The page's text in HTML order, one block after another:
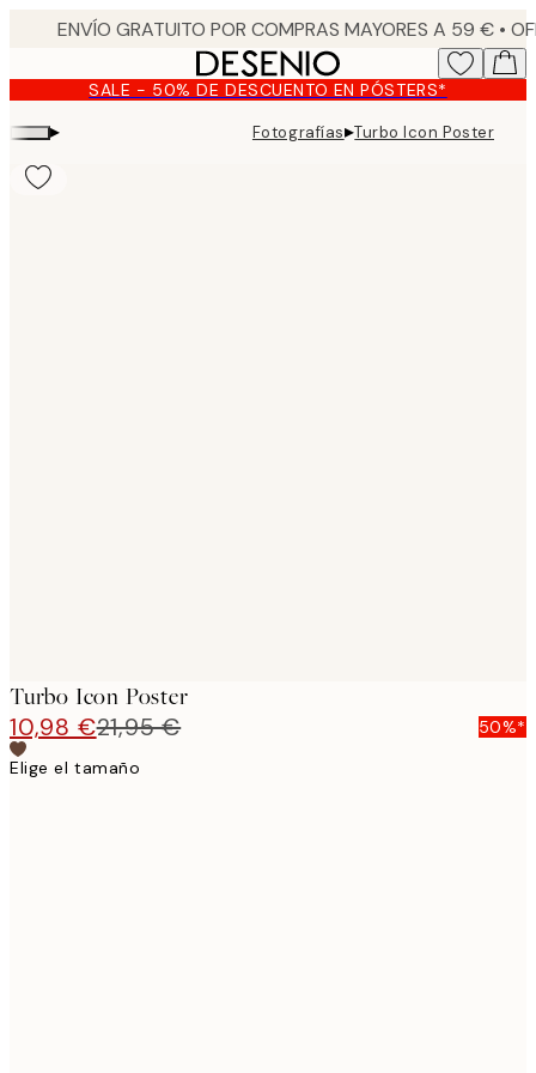
content.SALE - 50% DE DESCUENTO EN PÓSTERS*
▸ Fotografías▸Turbo Icon Poster
Turbo Icon Poster
10,98 €21,95 €
50%*
Elige el tamaño